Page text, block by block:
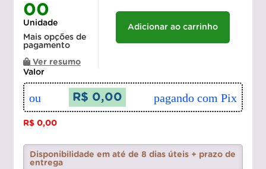
00
Unidade
Mais opções de
pagamento
Ver resumo
Adicionar ao carrinho
Valor
ou R$ 0,00 pagando com Pix
R$ 0,00
Disponibilidade em até de 8 dias úteis + prazo de
entrega